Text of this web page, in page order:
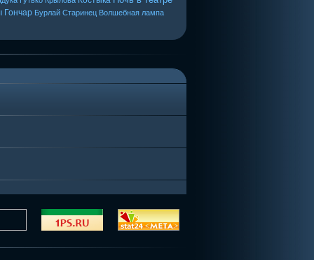
Гончар Бурлай Старинец Волшебная лампа